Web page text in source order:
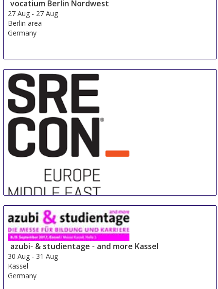
vocatium Berlin Nordwest
27 Aug - 27 Aug
Berlin area
Germany
Sre Con Europe Middle East Africa
29 Aug-31 Aug
Duesseldorf area
Germany
azubi- & studientage - and more Kassel
30 Aug - 31 Aug
Kassel
Germany